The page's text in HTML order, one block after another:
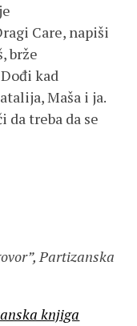
Care, napiši
brže
kad
Maša i ja.
da treba da se
Partizanska
knjiga